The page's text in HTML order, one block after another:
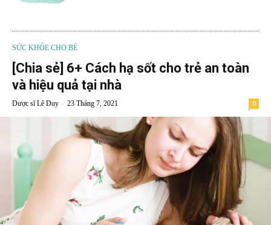
SỨC KHỎE CHO BÉ
[Chia sẻ] 6+ Cách hạ sốt cho trẻ an toàn
và hiệu quả tại nhà
Dược sĩ Lê Duy - 23 Tháng 7, 2021 0